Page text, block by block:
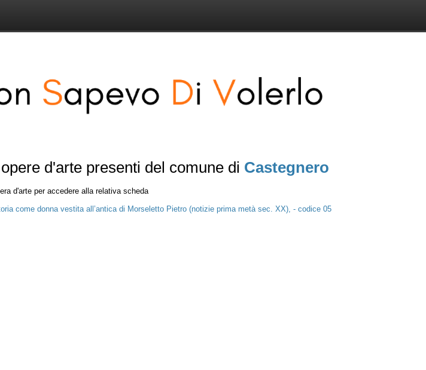
d'arte presenti del comune di Castegnero
d'arte per accedere alla relativa scheda
come donna vestita all’antica di Morseletto Pietro (notizie prima metà sec. XX), - codice 05